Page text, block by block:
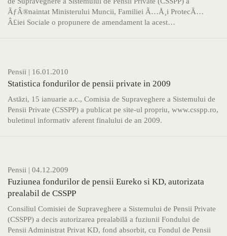
ÃƒÂ®naintat Ministerului Muncii, Familiei Ã…Å¸i ProtecÃ…
Â£iei Sociale o propunere de amendament la acest…
Pensii | 16.01.2010
Statistica fondurilor de pensii private in 2009
Astăzi, 15 ianuarie a.c., Comisia de Supraveghere a Sistemului de
Pensii Private (CSSPP) a publicat pe site-ul propriu, www.csspp.ro,
buletinul informativ aferent finalului de an 2009.
Pensii | 04.12.2009
Fuziunea fondurilor de pensii Eureko si KD, autorizata
prealabil de CSSPP
Consiliul Comisiei de Supraveghere a Sistemului de Pensii Private
(CSSPP) a decis autorizarea prealabilă a fuziunii Fondului de
Pensii Administrat Privat KD, fond absorbit, cu Fondul de Pensii